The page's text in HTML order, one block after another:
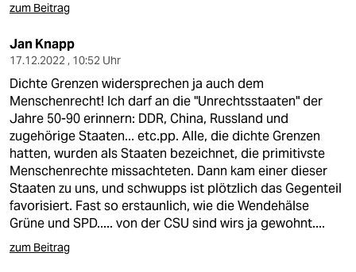
zum Beitrag
Jan Knapp
17.12.2022 , 10:52 Uhr
Dichte Grenzen widersprechen ja auch dem
Menschenrecht! Ich darf an die "Unrechtsstaaten" der
Jahre 50-90 erinnern: DDR, China, Russland und
zugehörige Staaten... etc.pp. Alle, die dichte Grenzen
hatten, wurden als Staaten bezeichnet, die primitivste
Menschenrechte missachteten. Dann kam einer dieser
Staaten zu uns, und schwupps ist plötzlich das Gegenteil
favorisiert. Fast so erstaunlich, wie die Wendehälse
Grüne und SPD..... von der CSU sind wirs ja gewohnt....
zum Beitrag